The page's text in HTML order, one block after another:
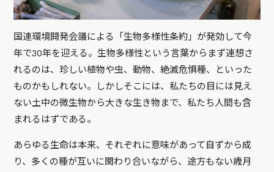
国連環境開発会議による「生物多様性条約」が発効して今
年で30年を迎える。生物多様性という言葉からまず連想さ
れるのは、珍しい植物や虫、動物、絶滅危惧種、といった
ものかもしれない。しかしそこには、私たちの目には見え
ない土中の微生物から大きな生き物まで、私たち人間も含
まれるはずである。
あらゆる生命は本来、それぞれに意味があって自ずから成
り、多くの種が互いに関わり合いながら、途方もない歳月